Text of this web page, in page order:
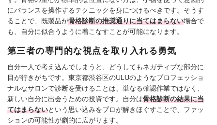
にバランスを操作するテクニックを身につけるべきです。そうす
ることで、既製品が骨格診断の推奨通りに当てはまらない場合で
も、自分に似合うように着こなすことが可能になります。
第三者の専門的な視点を取り入れる勇気
自分一人で考え込んでしまうと、どうしてもネガティブな部分に
目が行きがちです。東京都渋谷区のULUのようなプロフェッショ
ナルなサロンで診断を受けることは、単なる確認作業ではなく、
新しい自分に出会うための投資です。自分は骨格診断の結果に当
てはまらないという思い込みをプロが解きほぐすことで、ファッ
ションの可能性が劇的に広がります。